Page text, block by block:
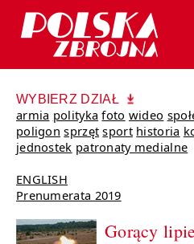
WYBIERZ DZIAŁ
armia polityka foto wideo
poligon sprzęt sport historia
jednostek patronaty medialne
ENGLISH
Prenumerata 2019
Gorący